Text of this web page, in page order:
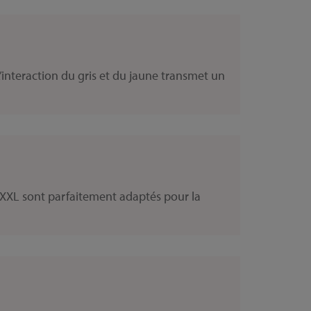
du gris et du jaune transmet un
sont parfaitement adaptés pour la